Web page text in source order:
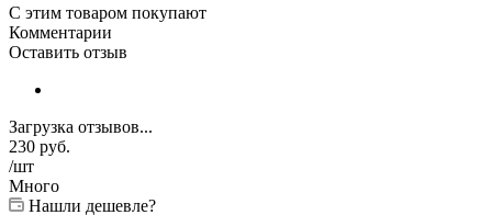
С этим товаром покупают
Комментарии
Оставить отзыв
Загрузка отзывов...
230 руб.
/шт
Много
Нашли дешевле?